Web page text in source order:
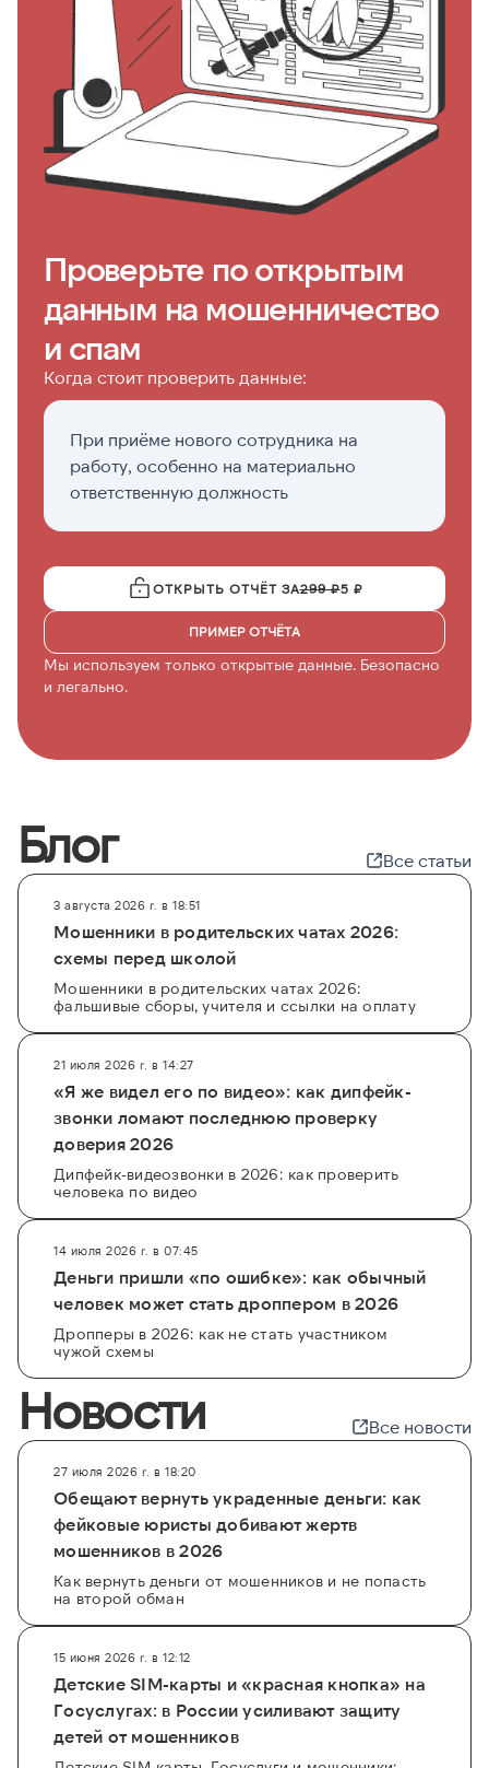
Проверьте по открытым
данным на мошенничество
и спам
Когда стоит проверить данные:
При приёме нового сотрудника на
работу, особенно на материально
ответственную должность
ОТКРЫТЬ ОТЧЁТ ЗА299 ₽5 ₽
ПРИМЕР ОТЧЁТА
Мы используем только открытые данные. Безопасно
и легально.
Блог Все статьи
3 августа 2026 г. в 18:51
Мошенники в родительских чатах 2026:
схемы перед школой
Мошенники в родительских чатах 2026:
фальшивые сборы, учителя и ссылки на оплату
21 июля 2026 г. в 14:27
«Я же видел его по видео»: как дипфейк-
звонки ломают последнюю проверку
доверия 2026
Дипфейк-видеозвонки в 2026: как проверить
человека по видео
14 июля 2026 г. в 07:45
Деньги пришли «по ошибке»: как обычный
человек может стать дроппером в 2026
Дропперы в 2026: как не стать участником
чужой схемы
Новости Все новости
27 июля 2026 г. в 18:20
Обещают вернуть украденные деньги: как
фейковые юристы добивают жертв
мошенников в 2026
Как вернуть деньги от мошенников и не попасть
на второй обман
15 июня 2026 г. в 12:12
Детские SIM-карты и «красная кнопка» на
Госуслугах: в России усиливают защиту
детей от мошенников